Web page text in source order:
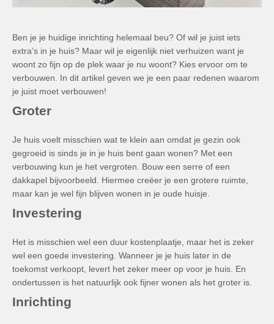
Ben je je huidige inrichting helemaal beu? Of wil je juist iets
extra’s in je huis? Maar wil je eigenlijk niet verhuizen want je
woont zo fijn op de plek waar je nu woont? Kies ervoor om te
verbouwen. In dit artikel geven we je een paar redenen waarom
je juist moet verbouwen!
Groter
Je huis voelt misschien wat te klein aan omdat je gezin ook
gegroeid is sinds je in je huis bent gaan wonen? Met een
verbouwing kun je het vergroten. Bouw een serre of een
dakkapel bijvoorbeeld. Hiermee creëer je een grotere ruimte,
maar kan je wel fijn blijven wonen in je oude huisje.
Investering
Het is misschien wel een duur kostenplaatje, maar het is zeker
wel een goede investering. Wanneer je je huis later in de
toekomst verkoopt, levert het zeker meer op voor je huis. En
ondertussen is het natuurlijk ook fijner wonen als het groter is.
Inrichting